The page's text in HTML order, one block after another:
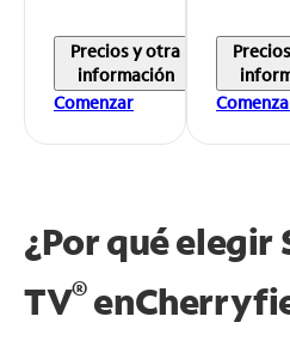
Precios y otra
información
Comenzar
¿Por qué elegir
TV®en